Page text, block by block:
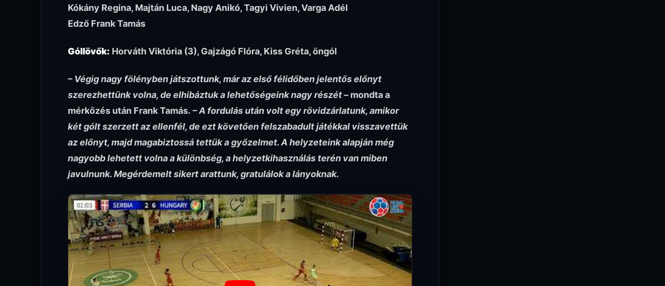
Kókány Regina, Majtán Luca, Nagy Anikó, Tagyi Vivien, Varga Adél
Edző Frank Tamás
Góllövők: Horváth Viktória (3), Gajzágó Flóra, Kiss Gréta, öngól
– Végig nagy fölényben játszottunk, már az első félidőben jelentős előnyt
szerezhettünk volna, de elhibáztuk a lehetőségeink nagy részét –mondta a
mérkőzés után Frank Tamás. – A fordulás után volt egy rövidzárlatunk, amikor
két gólt szerzett az ellenfél, de ezt követően felszabadult játékkal visszavettük
az előnyt, majd magabiztossá tettük a győzelmet. A helyzeteink alapján még
nagyobb lehetett volna a különbség, a helyzetkihasználás terén van miben
javulnunk. Megérdemelt sikert arattunk, gratulálok a lányoknak.